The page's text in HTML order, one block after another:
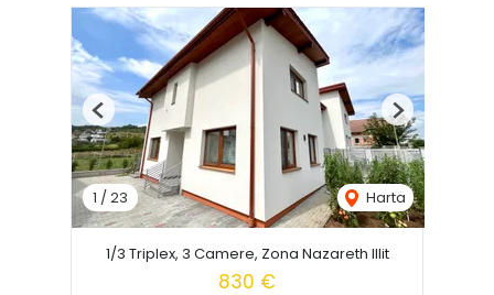
1 / 23 Harta
Previous Next
1/3 Triplex, 3 Camere, Zona Nazareth Illit
830 €